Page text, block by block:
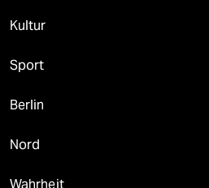
Kultur
Sport
Berlin
Nord
Wahrheit